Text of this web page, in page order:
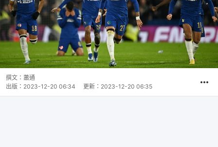
撰文： 蕭通
出版： 2023-12-20 06:34 更新： 2023-12-20 06:35